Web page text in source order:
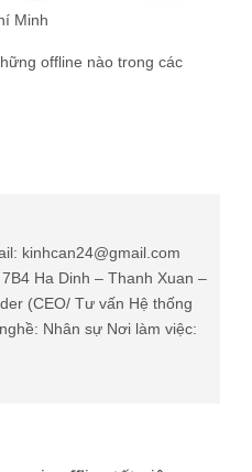
Minh
offline nào trong các
kinhcan24@gmail.com
Ha Dinh – Thanh Xuan –
(CEO/ Tư vấn Hệ thống
Nhân sự Nơi làm việc: